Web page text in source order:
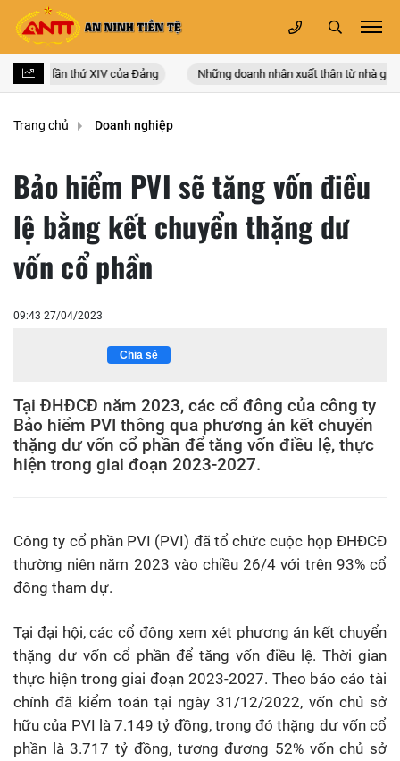
quốc lần thứ XIV của Đảng Những doanh nhân xuất thân từ nhà giáo
Trang chủ Doanh nghiệp
Bảo hiểm PVI sẽ tăng vốn điều
lệ bằng kết chuyển thặng dư
vốn cổ phần
09:43 27/04/2023
Chia sẻ
Tại ĐHĐCĐ năm 2023, các cổ đông của công ty
Bảo hiểm PVI thông qua phương án kết chuyển
thặng dư vốn cổ phần để tăng vốn điều lệ, thực
hiện trong giai đoạn 2023-2027.
Công ty cổ phần PVI (PVI) đã tổ chức cuộc họp ĐHĐCĐ
thường niên năm 2023 vào chiều 26/4 với trên 93% cổ
đông tham dự.
Tại đại hội, các cổ đông xem xét phương án kết chuyển
thặng dư vốn cổ phần để tăng vốn điều lệ. Thời gian
thực hiện trong giai đoạn 2023-2027. Theo báo cáo tài
chính đã kiểm toán tại ngày 31/12/2022, vốn chủ sở
hữu của PVI là 7.149 tỷ đồng, trong đó thặng dư vốn cổ
phần là 3.717 tỷ đồng, tương đương 52% vốn chủ sở